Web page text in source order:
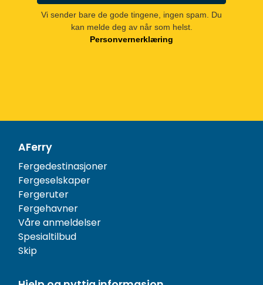
Vi sender bare de gode tingene, ingen spam. Du
kan melde deg av når som helst.
Personvernerklæring
AFerry
Fergedestinasjoner
Fergeselskaper
Fergeruter
Fergehavner
Våre anmeldelser
Spesialtilbud
Skip